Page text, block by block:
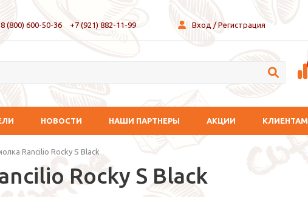
8 (800) 600-50-36 +7 (921) 882-11-99 Вход / Регистрация
НОВОСТИ НАШИ ПАРТНЕРЫ АКЦИИ КЛИЕНТАМ
Rancilio Rocky S Black
Rocky S Black